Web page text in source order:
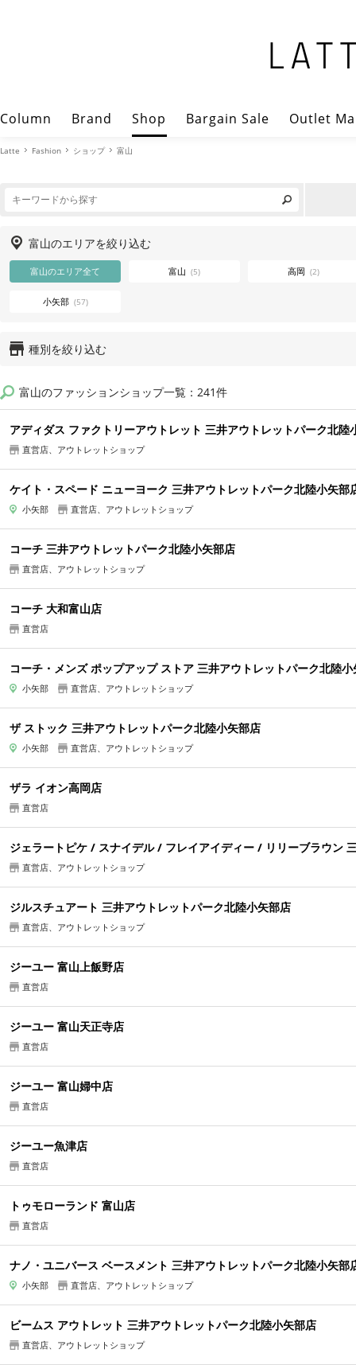
Column Brand Shop Bargain Sale Outlet
Latte Fashion ショップ 富山
富山のエリアを絞り込む
富山のエリア全て 富山 (5) 高岡 (2)
小矢部 (57)
種別を絞り込む
富山のファッションショップ一覧：241件
アディダス ファクトリーアウトレット 三井アウトレットパーク北陸
直営店、アウトレットショップ
ケイト・スペード ニューヨーク 三井アウトレットパーク北陸小矢部
小矢部 直営店、アウトレットショップ
コーチ 三井アウトレットパーク北陸小矢部店
直営店、アウトレットショップ
コーチ 大和富山店
直営店
コーチ・メンズ ポップアップ ストア 三井アウトレットパーク北陸小
小矢部 直営店、アウトレットショップ
ザ ストック 三井アウトレットパーク北陸小矢部店
小矢部 直営店、アウトレットショップ
ザラ イオン高岡店
直営店
ジェラートピケ / スナイデル / フレイアイディー / リリーブラウン
直営店、アウトレットショップ
ジルスチュアート 三井アウトレットパーク北陸小矢部店
直営店、アウトレットショップ
ジーユー 富山上飯野店
直営店
ジーユー 富山天正寺店
直営店
ジーユー 富山婦中店
直営店
ジーユー魚津店
直営店
トゥモローランド 富山店
直営店
ナノ・ユニバース ベースメント 三井アウトレットパーク北陸小矢部
小矢部 直営店、アウトレットショップ
ビームス アウトレット 三井アウトレットパーク北陸小矢部店
直営店、アウトレットショップ